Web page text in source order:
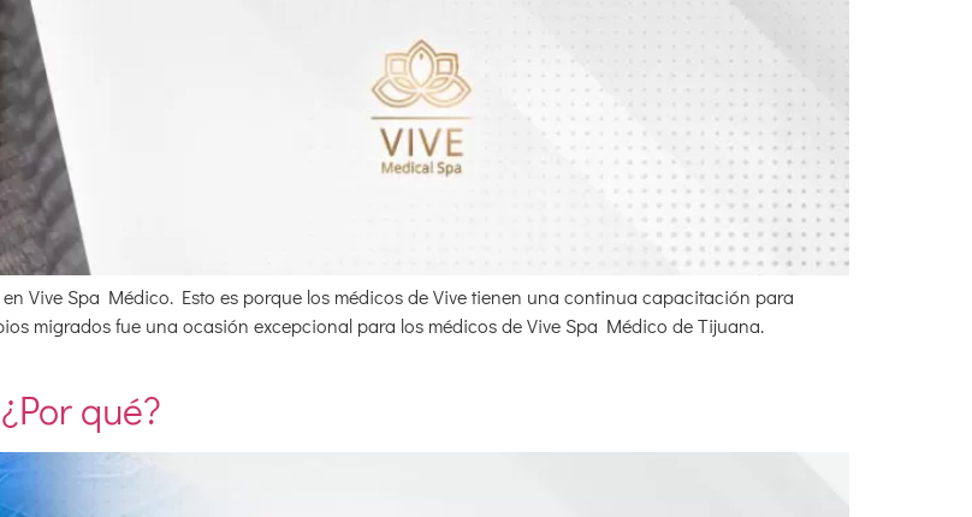
Vive Spa Médico. Esto es porque los médicos de Vive tienen una continua capacitación para
migrados fue una ocasión excepcional para los médicos de Vive Spa Médico de Tijuana.
qué?